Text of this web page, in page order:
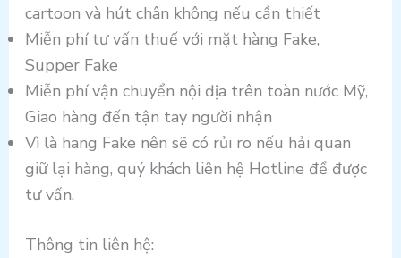
cartoon và hút chân không nếu cần thiết
Miễn phí tư vấn thuế với mặt hàng Fake,
Supper Fake
Miễn phí vận chuyển nội địa trên toàn nước Mỹ,
Giao hàng đến tận tay người nhận
Vì là hang Fake nên sẽ có rủi ro nếu hải quan
giữ lại hàng, quý khách liên hệ Hotline để được
tư vấn.
Thông tin liên hệ: